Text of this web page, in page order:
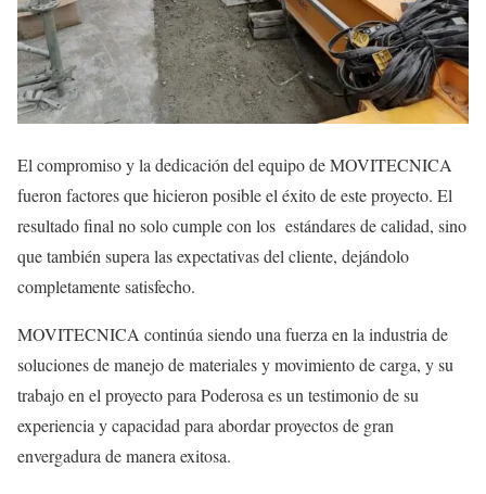
El compromiso y la dedicación del equipo de MOVITECNICA
fueron factores que hicieron posible el éxito de este proyecto. El
resultado final no solo cumple con los estándares de calidad, sino
que también supera las expectativas del cliente, dejándolo
completamente satisfecho.
MOVITECNICA continúa siendo una fuerza en la industria de
soluciones de manejo de materiales y movimiento de carga, y su
trabajo en el proyecto para Poderosa es un testimonio de su
experiencia y capacidad para abordar proyectos de gran
envergadura de manera exitosa.